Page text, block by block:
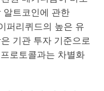
트코인에 관한
퍼리퀴드의 높은 유
기관 투자 기준으로
로토콜과는 차별화